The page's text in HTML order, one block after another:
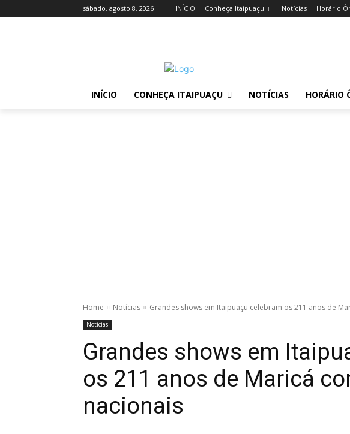
sábado, agosto 8, 2026 INÍCIO Conheça Itaipuaçu Notícias Horário
INÍCIO CONHEÇA ITAIPUAÇU NOTÍCIAS HORÁRIO
Home Notícias Grandes shows em Itaipuaçu celebram os 211 anos de
Notícias
Grandes shows em
os 211 anos de Maricá
nacionais